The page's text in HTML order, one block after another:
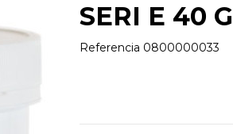
SERI E 40 G
Referencia 0800000033